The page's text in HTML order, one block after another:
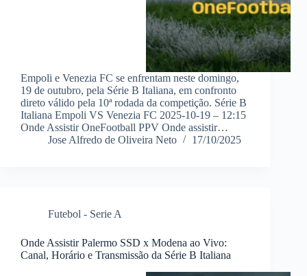
Empoli e Venezia FC se enfrentam neste domingo,
19 de outubro, pela Série B Italiana, em confronto
direto válido pela 10ª rodada da competição. Série B
Italiana Empoli VS Venezia FC 2025-10-19 – 12:15
Onde Assistir OneFootball PPV Onde assistir…
Jose Alfredo de Oliveira Neto
17/10/2025
Futebol - Serie A
Onde Assistir Palermo SSD x Modena ao Vivo:
Canal, Horário e Transmissão da Série B Italiana